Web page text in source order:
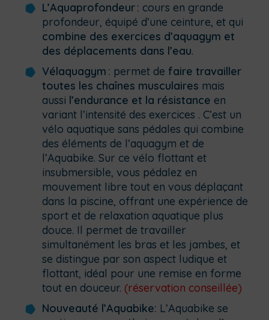
L’Aquaprofondeur : cours en grande
profondeur, équipé d’une ceinture, et qui
combine des exercices d’aquagym et
des déplacements dans l’eau.
Vélaquagym : permet de faire travailler
toutes les chaînes musculaires mais
aussi l’endurance et la résistance en
variant l’intensité des exercices . C’est un
vélo aquatique sans pédales qui combine
des éléments de l’aquagym et de
l’Aquabike. Sur ce vélo flottant et
insubmersible, vous pédalez en
mouvement libre tout en vous déplaçant
dans la piscine, offrant une expérience de
sport et de relaxation aquatique plus
douce. Il permet de travailler
simultanément les bras et les jambes, et
se distingue par son aspect ludique et
flottant, idéal pour une remise en forme
tout en douceur. (réservation conseillée)
Nouveauté l’Aquabike: L’Aquabike se